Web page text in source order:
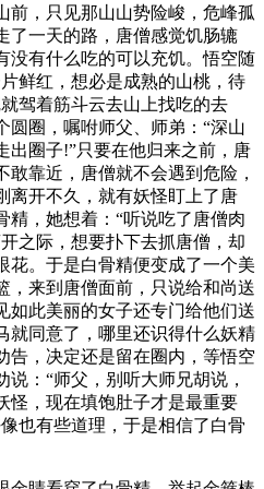
前，只见那山山势险峻，危峰孤
了一天的路，唐僧感觉饥肠辘
没有什么吃的可以充饥。悟空随
鲜红，想必是成熟的山桃，待
驾着筋斗云去山上找吃的去
圆圈，嘱咐师父、师弟：“深山
出圈子!”只要在他归来之前，唐
靠近，唐僧就不会遇到危险，
离开不久，就有妖怪盯上了唐
精，她想着：“听说吃了唐僧肉
之际，想要扑下去抓唐僧，却
花。于是白骨精便变成了一个美
，来到唐僧面前，只说给和尚送
如此美丽的女子还专门给他们送
就同意了，哪里还识得什么妖精
告，决定还是留在圈内，等悟空
：“师父，别听大师兄胡说，
怪，现在填饱肚子才是最重要
也有些道理，于是相信了白骨